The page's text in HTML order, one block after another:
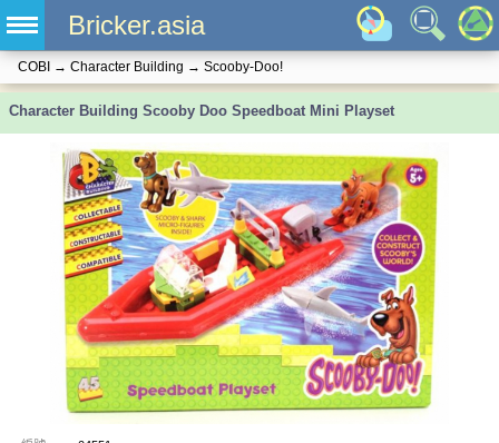
Bricker.asia
COBI → Character Building → Scooby-Doo!
Character Building Scooby Doo Speedboat Mini Playset